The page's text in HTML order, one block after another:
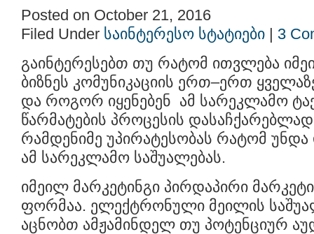
Posted on October 21, 2016
Filed Under საინტერესო სტატიები | 3
გაინტერესებთ თუ რატომ ითვლება
ბიზნეს კომუნიკაციის ერთ–ერთ
და როგორ იყენებენ ამ სარეკლამო
წარმატების პროცესის
რამდენიმე უპირატესობას რატომ
ამ სარეკლამო საშუალებას.
იმეილ მარკეტინგი პირდაპირი
ფორმაა. ელექტრონული მეილის
აცნობთ ამჟამინდელ თუ პოტენციურ